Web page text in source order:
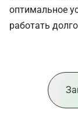
оптимальное
работать